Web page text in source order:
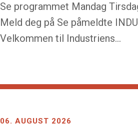
Se programmet Mandag
Meld deg på Se påmeldte
Velkommen til Industriens…
06. AUGUST 2026